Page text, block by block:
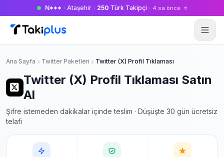
N*** · Ataşehir · 250 Türk Takipçi · 4 sa önce ⭐
Anasayfa
Ana Sayfa Twitter Paketleri Twitter (X) Profil Tıklaması
Twitter (X) Profil Tıklaması Satın
Al
Şifre istemeden dakikalar içinde teslim · Düşüşte 30 gün ücretsiz
telafi